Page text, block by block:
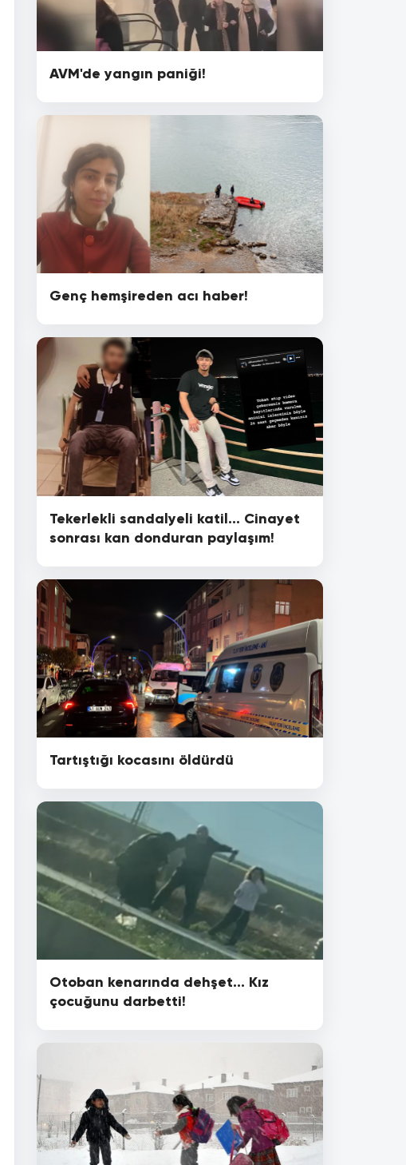
AVM'de yangın paniği!
Genç hemşireden acı haber!
Tekerlekli sandalyeli katil... Cinayet
sonrası kan donduran paylaşım!
Tartıştığı kocasını öldürdü
Otoban kenarında dehşet... Kız
çocuğunu darbetti!